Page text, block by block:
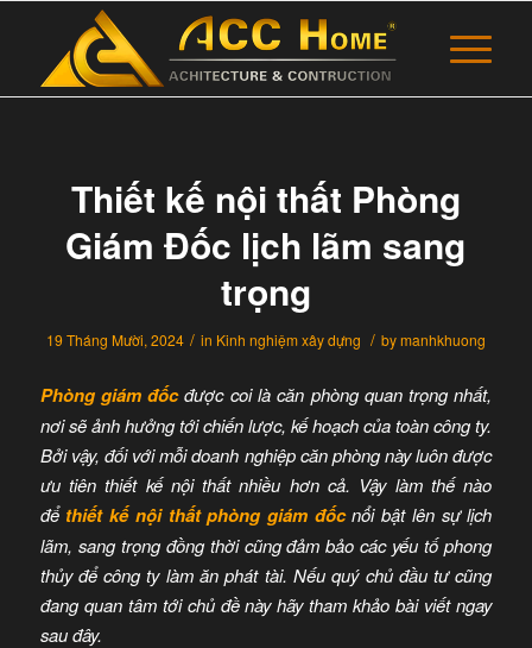
Thiết kế nội thất Phòng
Giám Đốc lịch lãm sang
trọng
19 Tháng Mười, 2024 / in Kinh nghiệm xây dựng / bymanhkhuong
Phòng giám đốcđược coi là căn phòng quan trọng nhất,
nơi sẽ ảnh hưởng tới chiến lược, kế hoạch của toàn công ty.
Bởi vậy, đối với mỗi doanh nghiệp căn phòng này luôn được
ưu tiên thiết kế nội thất nhiều hơn cả. Vậy làm thế nào
đểthiết kế nội thất phòng giám đốcnổi bật lên sự lịch
lãm, sang trọng đồng thời cũng đảm bảo các yếu tố phong
thủy để công ty làm ăn phát tài. Nếu quý chủ đầu tư cũng
đang quan tâm tới chủ đề này hãy tham khảo bài viết ngay
sau đây.